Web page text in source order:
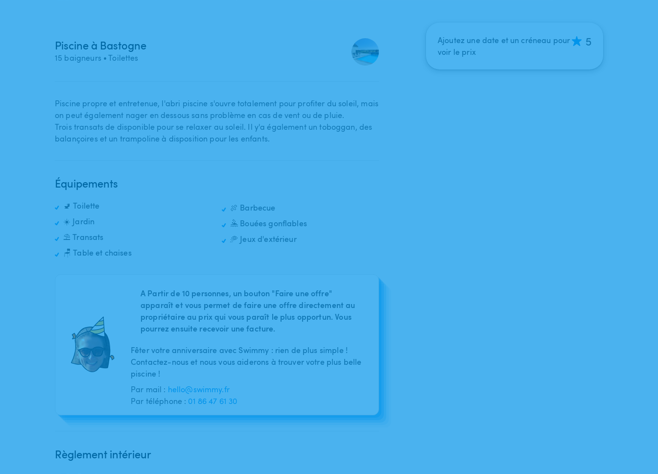
Piscine à Bastogne
15 baigneurs • Toilettes
Piscine propre et entretenue​,​ l'abri piscine s'ouvre totalement pour profiter du soleil​,​ mais
on peut également nager en dessous sans problème en cas de vent ou de pluie.
Trois transats de disponible pour se relaxer au soleil. Il y'a également un toboggan​,​ des
balançoires et un trampoline à disposition pour les enfants.
Équipements
🚽 Toilette
☀️ Jardin
⛱️ Transats
🪑 Table et chaises
🍖 Barbecue
🤽 Bouées gonflables
🥏 Jeux d'extérieur
A Partir de 10 personnes, un bouton "Faire une offre"
apparaît et vous permet de faire une offre directement au
propriétaire au prix qui vous paraît le plus opportun. Vous
pourrez ensuite recevoir une facture.
Fêter votre anniversaire avec Swimmy : rien de plus simple !
Contactez-nous et nous vous aiderons à trouver votre plus belle
piscine !
Par mail : hello@swimmy.fr
Par téléphone : 01 86 47 61 30
Règlement intérieur
Ajoutez une date et un créneau pour
voir le prix
5